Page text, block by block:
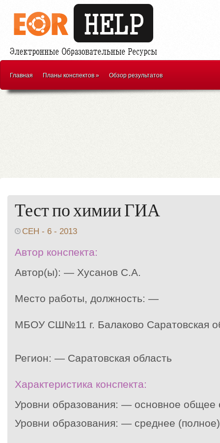
Главная Планы конспектов» Обзор результатов
Тест по химии ГИА
СЕН - 6 - 2013
Автор конспекта:
Автор(ы): — Хусанов С.А.
Место работы, должность: —
МБОУ СШ№11 г. Балаково Саратовская
Регион: — Саратовская область
Характеристика конспекта:
Уровни образования: — основное общее
Уровни образования: — среднее